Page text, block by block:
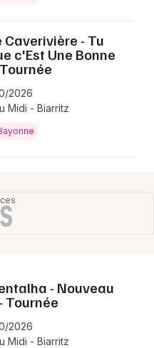
Caverivière - Tu
c'Est Une Bonne
2026
Midi - Biarritz
- Nouveau
Tournée
2026
Midi - Biarritz